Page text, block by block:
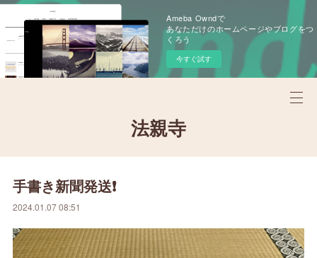
Ameba Owndで
あなただけのホームページやブログをつ
くろう
今すぐ試す
法親寺
手書き新聞発送❗️
2024.01.07 08:51